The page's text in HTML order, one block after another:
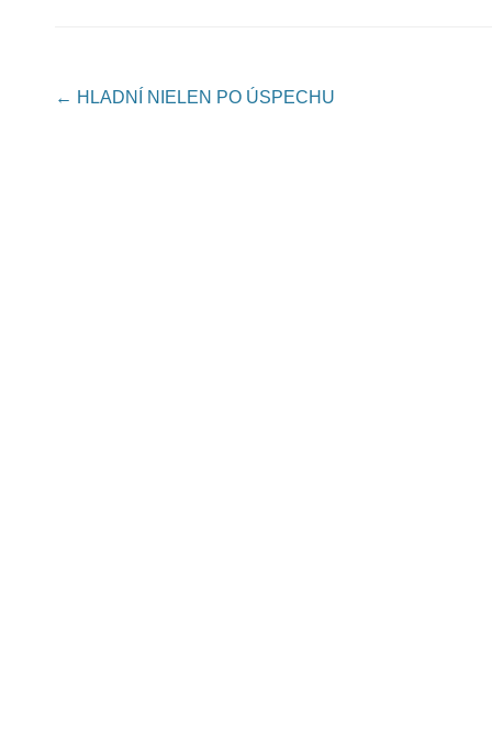
Post navigation
← HLADNÍ NIELEN PO ÚSPECHU